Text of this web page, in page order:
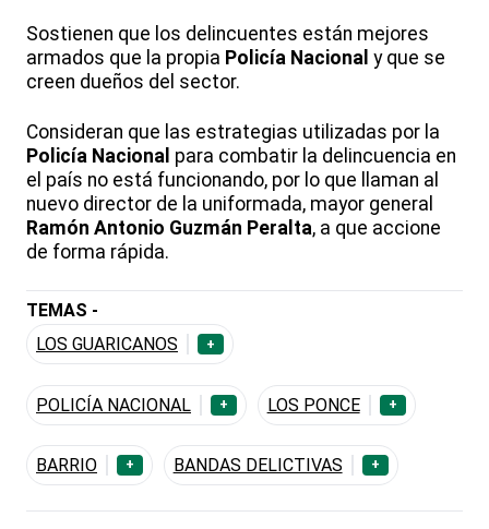
Sostienen que los delincuentes están mejores
armados que la propia Policía Nacional y que se
creen dueños del sector.
Consideran que las estrategias utilizadas por la
Policía Nacional para combatir la delincuencia en
el país no está funcionando, por lo que llaman al
nuevo director de la uniformada, mayor general
Ramón Antonio Guzmán Peralta, a que accione
de forma rápida.
TEMAS -
LOS GUARICANOS
+
POLICÍA NACIONAL + LOS PONCE +
BARRIO + BANDAS DELICTIVAS +